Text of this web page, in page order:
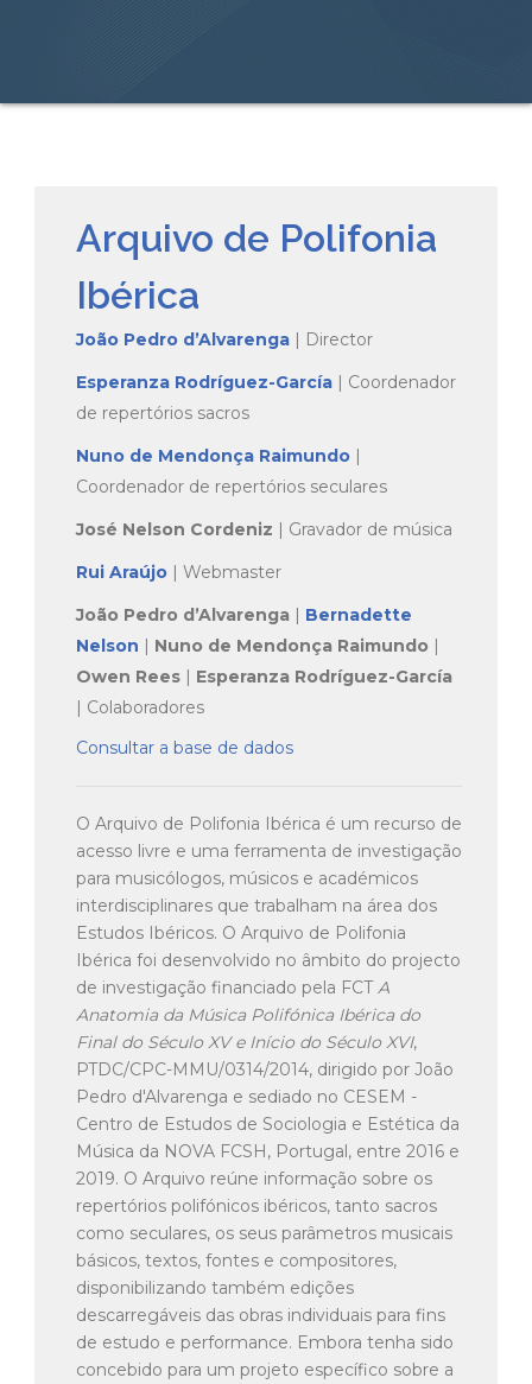
Arquivo de Polifonia
Ibérica
João Pedro d’Alvarenga | Director
Esperanza Rodríguez-García | Coordenador
de repertórios sacros
Nuno de Mendonça Raimundo |
Coordenador de repertórios seculares
José Nelson Cordeniz | Gravador de música
Rui Araújo | Webmaster
João Pedro d’Alvarenga | Bernadette
Nelson | Nuno de Mendonça Raimundo |
Owen Rees | Esperanza Rodríguez-García
| Colaboradores
Consultar a base de dados
O Arquivo de Polifonia Ibérica é um recurso de
acesso livre e uma ferramenta de investigação
para musicólogos, músicos e académicos
interdisciplinares que trabalham na área dos
Estudos Ibéricos. O Arquivo de Polifonia
Ibérica foi desenvolvido no âmbito do projecto
de investigação financiado pela FCTA
Anatomia da Música Polifónica Ibérica do
Final do Século XV e Início do Século XVI,
PTDC/CPC-MMU/0314/2014, dirigido por João
Pedro d'Alvarenga e sediado no CESEM -
Centro de Estudos de Sociologia e Estética da
Música da NOVA FCSH, Portugal, entre 2016 e
2019. O Arquivo reúne informação sobre os
repertórios polifónicos ibéricos, tanto sacros
como seculares, os seus parâmetros musicais
básicos, textos, fontes e compositores,
disponibilizando também edições
descarregáveis das obras individuais para fins
de estudo e performance. Embora tenha sido
concebido para um projeto específico sobre a